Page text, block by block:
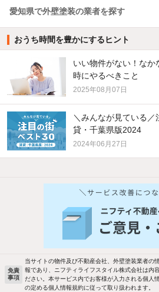
愛知県で外壁塗装の業者を探す
おうち時間を豊かにするヒント
いい物件がない！な
時にやるべきこと
2025年08月07日
＼みんなが見ている
貸・千葉県版2024
2024年06月27日
他の人はこんな条件で絞り込んでいま
バス・トイレ別
洗濯機置場あり
免責
事項
当サイトの物件及び不動産会社、外壁塗装業者の
報であり、ニフティライフスタイル株式会社は内
ださい。本サービス内でお客様が入力される個人
の定める個人情報規約に従って取り扱われます。